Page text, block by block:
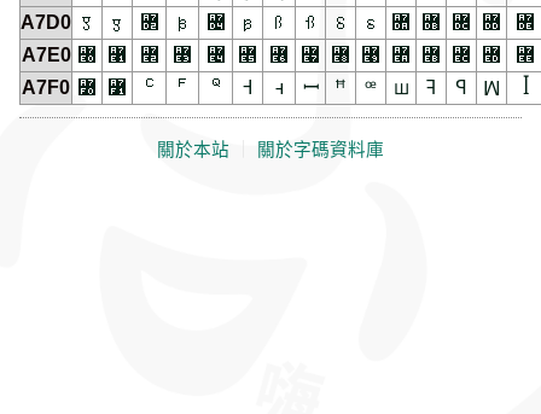
A7D0 Ꟑ ꟑ ꟒ ꟓ ꟔ ꟕ Ꟗ ꟗ Ꟙ ꟙ Ꟛ ꟛ Ƛ ꟝
꟞
A7E0 ꟠ ꟡ ꟢ ꟣ ꟤ ꟥ ꟦ ꟧ ꟨ ꟩ ꟪ ꟫ ꟬ ꟭
꟮
A7F0 ꟰ ꟱ ꟲ ꟳ ꟴ Ꟶ ꟶ ꟷ ꟸ ꟹ ꟺ ꟻ ꟼ ꟽ
關於本站 關於字碼資料庫